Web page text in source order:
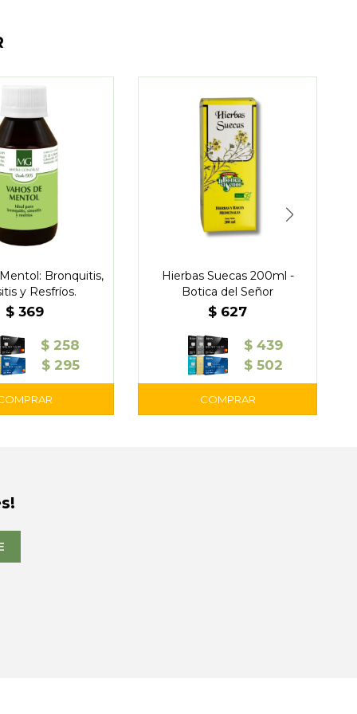
Bronquitis,
y Resfríos.
$ 369
$ 258
$ 295
Hierbas Suecas 200ml -
Botica del Señor
$ 627
$ 439
$ 502